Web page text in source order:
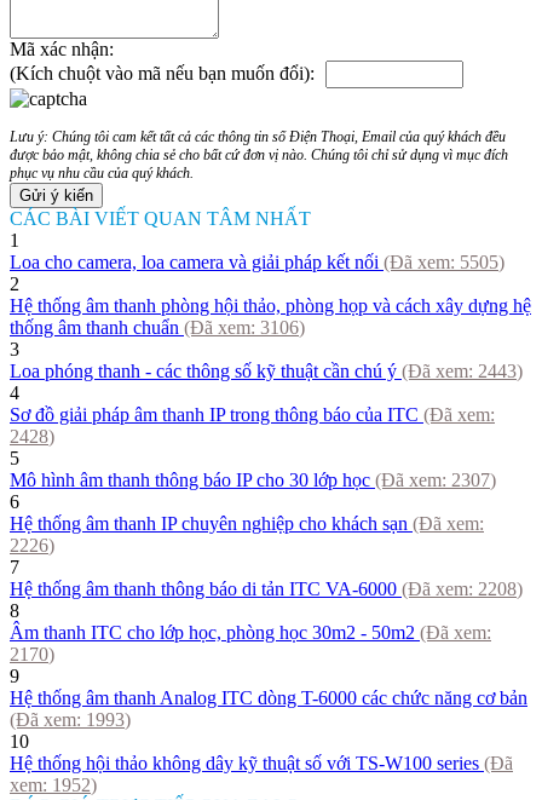
Mã xác nhận:
(Kích chuột vào mã nếu bạn muốn đổi):
Lưu ý: Chúng tôi cam kết tất cả các thông tin số Điện Thoại, Email của quý khách đều
được bảo mật, không chia sẻ cho bất cứ đơn vị nào. Chúng tôi chỉ sử dụng vì mục đích
phục vụ nhu cầu của quý khách.
CÁC BÀI VIẾT QUAN TÂM NHẤT
1
Loa cho camera, loa camera và giải pháp kết nối (Đã xem: 5505)
2
Hệ thống âm thanh phòng hội thảo, phòng họp và cách xây dựng hệ
thống âm thanh chuẩn (Đã xem: 3106)
3
Loa phóng thanh - các thông số kỹ thuật cần chú ý (Đã xem: 2443)
4
Sơ đồ giải pháp âm thanh IP trong thông báo của ITC (Đã xem:
2428)
5
Mô hình âm thanh thông báo IP cho 30 lớp học (Đã xem: 2307)
6
Hệ thống âm thanh IP chuyên nghiệp cho khách sạn (Đã xem:
2226)
7
Hệ thống âm thanh thông báo di tản ITC VA-6000 (Đã xem: 2208)
8
Âm thanh ITC cho lớp học, phòng học 30m2 - 50m2 (Đã xem:
2170)
9
Hệ thống âm thanh Analog ITC dòng T-6000 các chức năng cơ bản
(Đã xem: 1993)
10
Hệ thống hội thảo không dây kỹ thuật số với TS-W100 series (Đã
xem: 1952)